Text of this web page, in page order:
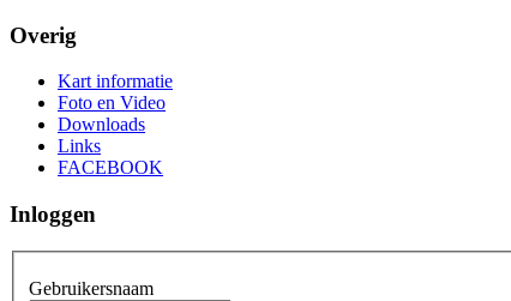
Overig
Kart informatie
Foto en Video
Downloads
Links
FACEBOOK
Inloggen
Gebruikersnaam